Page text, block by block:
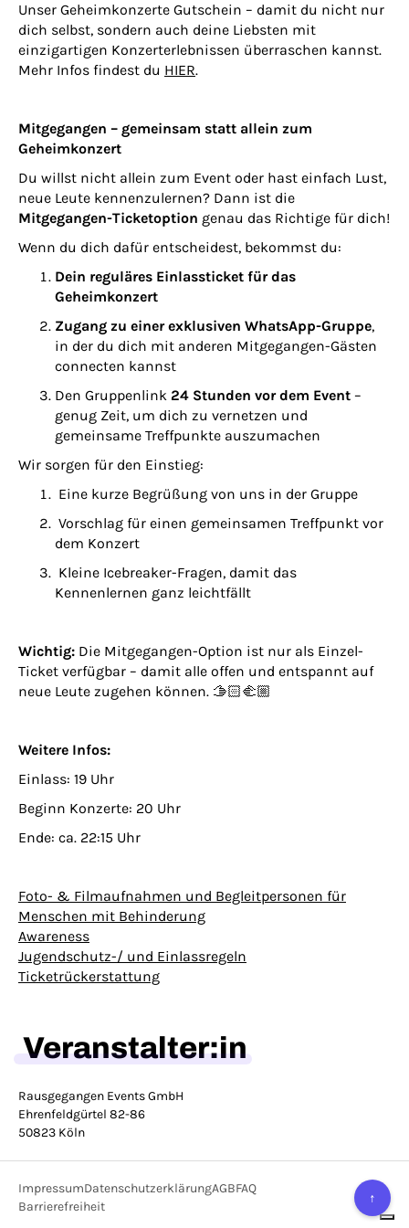
Unser Geheimkonzerte Gutschein – damit du nicht nur
dich selbst, sondern auch deine Liebsten mit
einzigartigen Konzerterlebnissen überraschen kannst.
Mehr Infos findest du HIER.
Mitgegangen – gemeinsam statt allein zum
Geheimkonzert
Du willst nicht allein zum Event oder hast einfach Lust,
neue Leute kennenzulernen? Dann ist die
Mitgegangen-Ticketoption genau das Richtige für dich!
Wenn du dich dafür entscheidest, bekommst du:
Dein reguläres Einlassticket für das
Geheimkonzert
Zugang zu einer exklusiven WhatsApp-Gruppe,
in der du dich mit anderen Mitgegangen-Gästen
connecten kannst
Den Gruppenlink 24 Stunden vor dem Event –
genug Zeit, um dich zu vernetzen und
gemeinsame Treffpunkte auszumachen
Wir sorgen für den Einstieg:
Eine kurze Begrüßung von uns in der Gruppe
Vorschlag für einen gemeinsamen Treffpunkt vor
dem Konzert
Kleine Icebreaker-Fragen, damit das
Kennenlernen ganz leichtfällt
Wichtig: Die Mitgegangen-Option ist nur als Einzel-
Ticket verfügbar – damit alle offen und entspannt auf
neue Leute zugehen können. 🫱🏻‍🫲🏼
Weitere Infos:
Einlass: 19 Uhr
Beginn Konzerte: 20 Uhr
Ende: ca. 22:15 Uhr
Foto- & Filmaufnahmen und Begleitpersonen für
Menschen mit Behinderung
Awareness
Jugendschutz-/ und Einlassregeln
Ticketrückerstattung
Veranstalter:in
Rausgegangen Events GmbH
Ehrenfeldgürtel 82-86
50823 Köln
ImpressumDatenschutzerklärungAGBFAQ
Barrierefreiheit
↑